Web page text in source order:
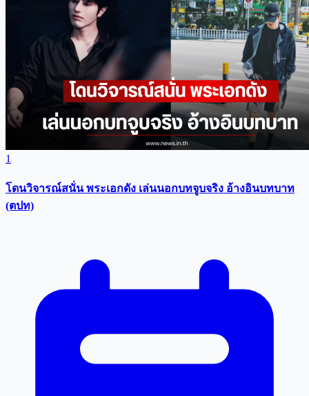
1
โดนวิจารณ์สนั่น พระเอกดัง เล่นนอกบทจูบจริง อ้างอินบทบาท
(ตปท)